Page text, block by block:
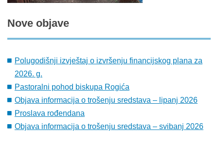
Nove objave
Polugodišnji izvještaj o izvršenju financijskog plana za
2026. g.
Pastoralni pohod biskupa Rogića
Objava informacija o trošenju sredstava – lipanj 2026
Proslava rođendana
Objava informacija o trošenju sredstava – svibanj 2026